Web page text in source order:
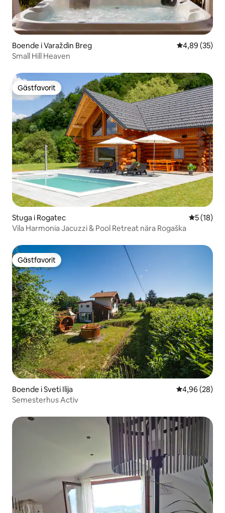
Boende i Varaždin Breg 4,89 av 5 i
4,89 (35)
Small Hill Heaven
Gästfavorit
Gästfavorit
Stuga i Rogatec 5 av 5 i
5 (18)
Vila Harmonia Jacuzzi & Pool Retreat nära Rogaška
Gästfavorit
Gästfavorit
Boende i Sveti Ilija 4,96 av 5 i
4,96 (28)
Semesterhus Activ